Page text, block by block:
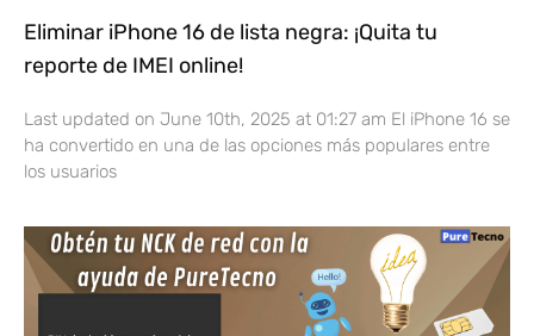
Eliminar iPhone 16 de lista negra: ¡Quita tu
reporte de IMEI online!
Last updated on June 10th, 2025 at 01:27 am El iPhone 16 se
ha convertido en una de las opciones más populares entre
los usuarios